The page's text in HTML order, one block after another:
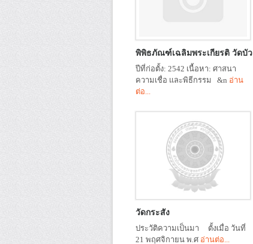
พิพิธภัณฑ์เฉลิมพระเกียรติ วัดบัว
ปีที่ก่อตั้ง: 2542 เนื้อหา: ศาสนา
ความเชื่อ และพิธีกรรม &n อ่าน
ต่อ...
วัดกระสัง
ประวัติความเป็นมา ตั้งเมื่อ วันที่
21 พฤศจิกายน พ.ศ อ่านต่อ...